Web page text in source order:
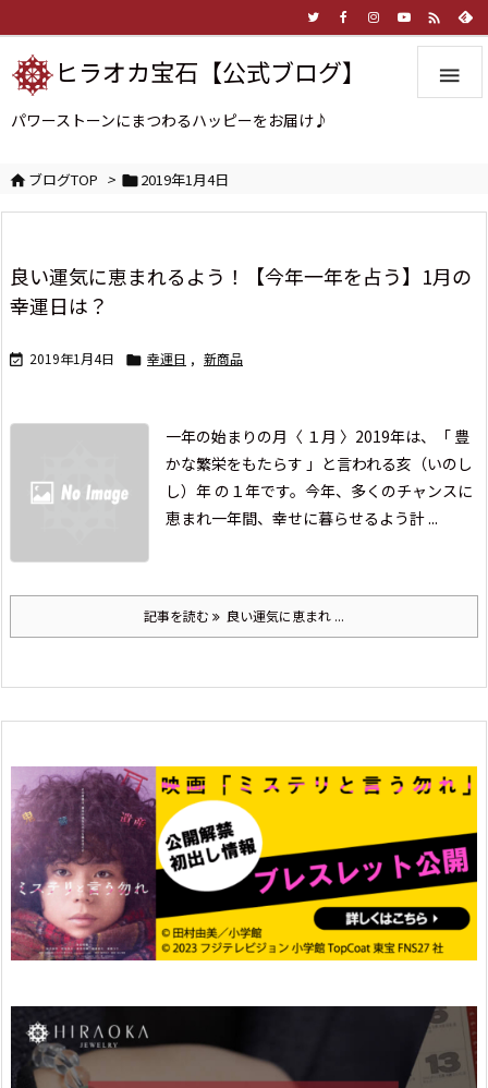


ヒラオカ宝石【公式ブログ】
パワーストーンにまつわるハッピーをお届け♪
ブログTOP > 2019年1月4日
良い運気に恵まれるよう！【今年一年を占う】1月の
幸運日は？
 2019年1月4日  幸運日 , 新商品
一年の始まりの月〈 １月 〉 2019年は、
「 豊
かな繁栄をもたらす 」と言われる亥（いのし
し）年 の１年です。 今年、多くのチャンスに
恵まれ一年間、幸せに暮らせるよう計 ...
記事を読む 良い運気に恵まれ ...